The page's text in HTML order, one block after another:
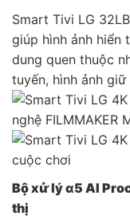
Smart Tivi LG
giúp hình ảnh hiển
dung quen thuộc
tuyến, hình ảnh
Bộ xử lý α5 AI
thị